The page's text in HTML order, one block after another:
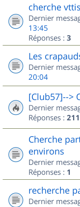
cherche
Dernier
13:45
Réponses : 3
Les
Dernier
20:04
[Club57]-->
Dernier
Réponses : 211
Cherche
environs
Dernier
Réponses : 1
recherche
Dernier